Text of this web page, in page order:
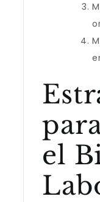
el